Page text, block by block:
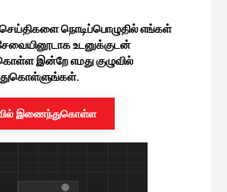
செய்திகளை நொடிப்பொழுதில் எங்கள்
உடனுக்குடன்
இன்றே எமது குழுவில்
இணைந்துகொள்ள